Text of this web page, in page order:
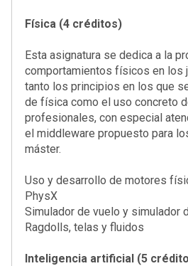
Física (4 créditos)
Esta asignatura se dedica a la
comportamientos físicos en los
tanto los principios en los que
de física como el uso concreto
profesionales, con especial
el middleware propuesto para
máster.
Uso y desarrollo de motores
PhysX
Simulador de vuelo y simulador
Ragdolls, telas y fluidos
Inteligencia artificial (5